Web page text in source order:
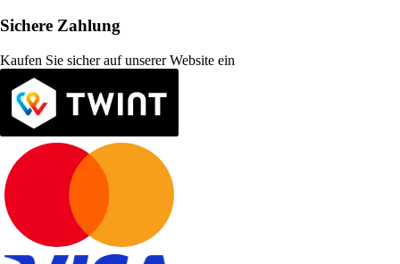
Sichere Zahlung
Kaufen Sie sicher auf unserer Website ein